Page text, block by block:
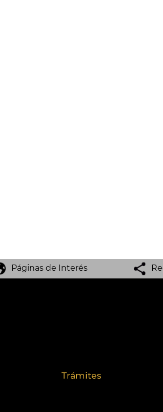
Páginas de Interés
Trámites